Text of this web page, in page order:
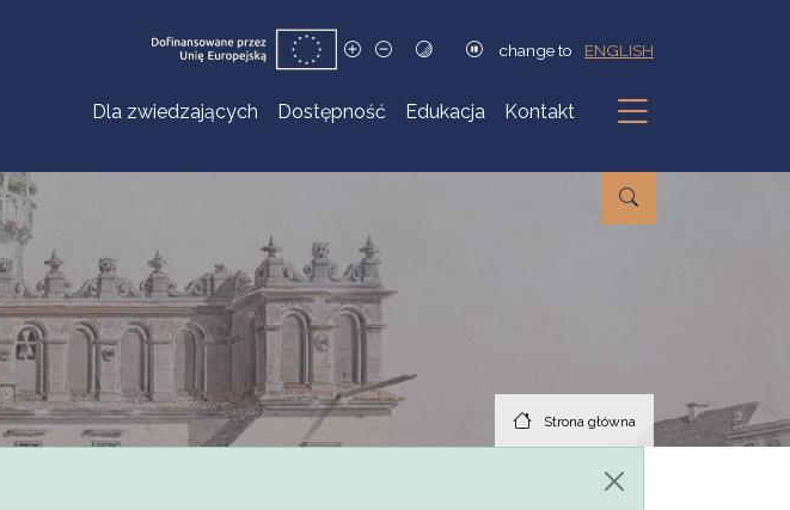
change to ENGLISH
Dla zwiedzających Dostępność Edukacja Kontakt
Podmenu
Strona główna